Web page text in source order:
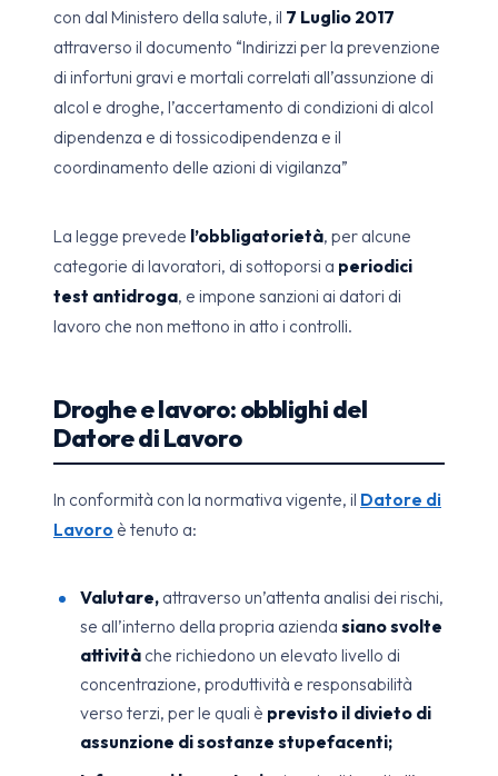
con dal Ministero della salute, il 7 Luglio 2017
attraverso il documento “Indirizzi per la prevenzione
di infortuni gravi e mortali correlati all’assunzione di
alcol e droghe, l’accertamento di condizioni di alcol
dipendenza e di tossicodipendenza e il
coordinamento delle azioni di vigilanza”
La legge prevede l’obbligatorietà, per alcune
categorie di lavoratori, di sottoporsi a periodici
test antidroga, e impone sanzioni ai datori di
lavoro che non mettono in atto i controlli.
Droghe e lavoro: obblighi del
Datore di Lavoro
In conformità con la normativa vigente, il Datore di
Lavoro è tenuto a:
Valutare, attraverso un’attenta analisi dei rischi,
se all’interno della propria azienda siano svolte
attività che richiedono un elevato livello di
concentrazione, produttività e responsabilità
verso terzi, per le quali è previsto il divieto di
assunzione di sostanze stupefacenti;